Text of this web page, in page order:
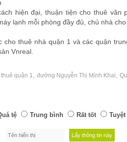
hiện đại, thuận tiện cho thuê văn
lạnh mỗi phòng đầy đủ, chủ nhà cho
cho thuê nhà quận 1 và các quận
Vnreal.
quận 1 đường Nguyễn Thị Minh Khai
tệ Trung bình Rất tốt